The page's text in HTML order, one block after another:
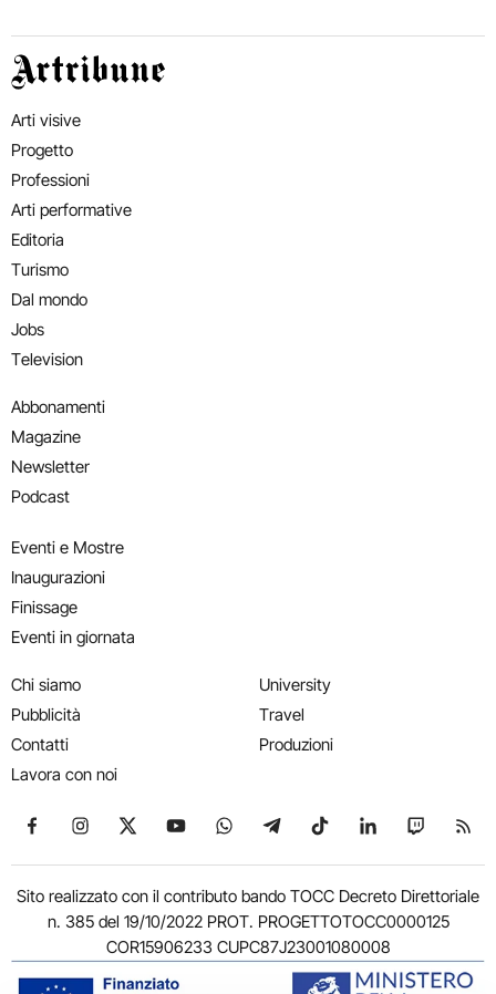
Artribune
Arti visive
Progetto
Professioni
Arti performative
Editoria
Turismo
Dal mondo
Jobs
Television
Abbonamenti
Magazine
Newsletter
Podcast
Eventi e Mostre
Inaugurazioni
Finissage
Eventi in giornata
Chi siamo
Pubblicità
Contatti
Lavora con noi
University
Travel
Produzioni
Seguici su Facebook
Seguici su Instagram
Seguici su X
Seguici su YouTube
Seguici su WhatsApp
Seguici su Telegram
Seguici su TikTok
Seguici su
Seguici
Sito realizzato con il contributo bando TOCC Decreto Direttoriale
n. 385 del 19/10/2022 PROT. PROGETTOTOCC0000125
COR15906233 CUPC87J23001080008